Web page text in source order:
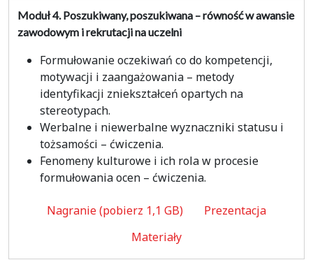
Moduł 4.Poszukiwany, poszukiwana – równość w awansie
zawodowym i rekrutacji na uczelni
Formułowanie oczekiwań co do kompetencji,
motywacji i zaangażowania – metody
identyfikacji zniekształceń opartych na
stereotypach.
Werbalne i niewerbalne wyznaczniki statusu i
tożsamości – ćwiczenia.
Fenomeny kulturowe i ich rola w procesie
formułowania ocen – ćwiczenia.
Nagranie (pobierz 1,1 GB)
Prezentacja
Materiały